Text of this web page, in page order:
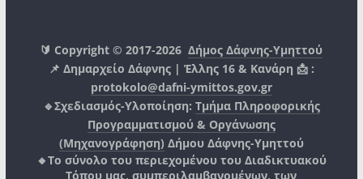
🔰 Copyright © 2017-2026Δήμος Δάφνης-Υμηττού
📌 Δημαρχείο Δάφνης | Έλλης 16 & Κανάρη 📩 :
protokolo@dafni-ymittos.gov.gr
🔹Σχεδιασμός-Υλοποίηση: Τμήμα Πληροφορικής
Προγραμματισμού & Οργάνωσης
(Μηχανογράφηση) Δήμου Δάφνης-Υμηττού
🔸Το σύνολο του περιεχομένου του Διαδικτυακού
Τόπου μας, συμπεριλαμβανομένων, των